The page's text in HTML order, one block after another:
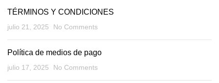
TÉRMINOS Y CONDICIONES
julio 21, 2025 No Comments
Política de medios de pago
julio 17, 2025 No Comments